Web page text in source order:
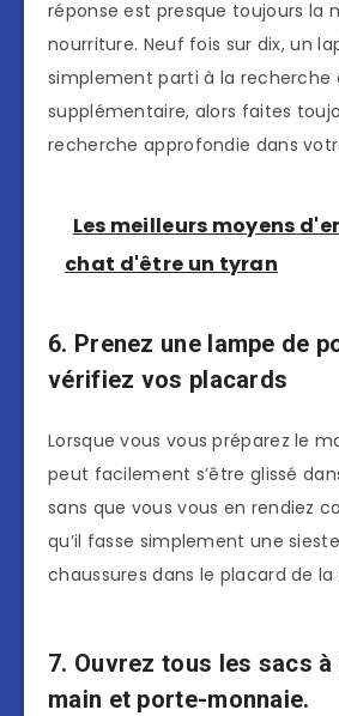
réponse est presque toujours la
nourriture. Neuf fois sur dix, un
simplement parti à la recherche
supplémentaire, alors faites
recherche approfondie dans
Les meilleurs moyens
chat d'être un tyran
6. Prenez une lampe de
vérifiez vos placards
Lorsque vous vous préparez le
peut facilement s’être glissé
sans que vous vous en rendiez
qu’il fasse simplement une
chaussures dans le placard de
7. Ouvrez tous les sacs
main et porte-monnaie.